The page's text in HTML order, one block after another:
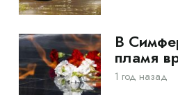
В
пламя
1 год назад